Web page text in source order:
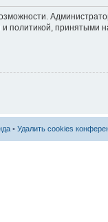
и политикой,
• Удалить cookies